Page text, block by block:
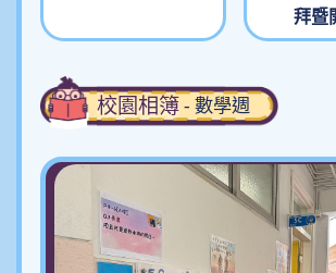
拜暨
校園相簿- 數學週